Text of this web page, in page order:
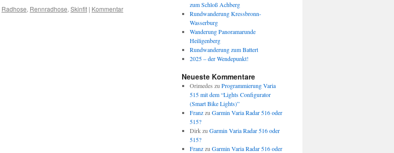
Radhose, Rennradhose, Skinfit | Kommentar
zum Schloß Achberg
Rundwanderung Kressbronn-
Wasserburg
Wanderung Panoramarunde
Heiligenberg
Rundwanderung zum Battert
2025 – der Wendepunkt!
Neueste Kommentare
Orimedes zu Programmierung Varia
515 mit dem “Lights Configurator
(Smart Bike Lights)”
Franzzu Garmin Varia Radar 516 oder
515?
Dirkzu Garmin Varia Radar 516 oder
515?
Franzzu Garmin Varia Radar 516 oder